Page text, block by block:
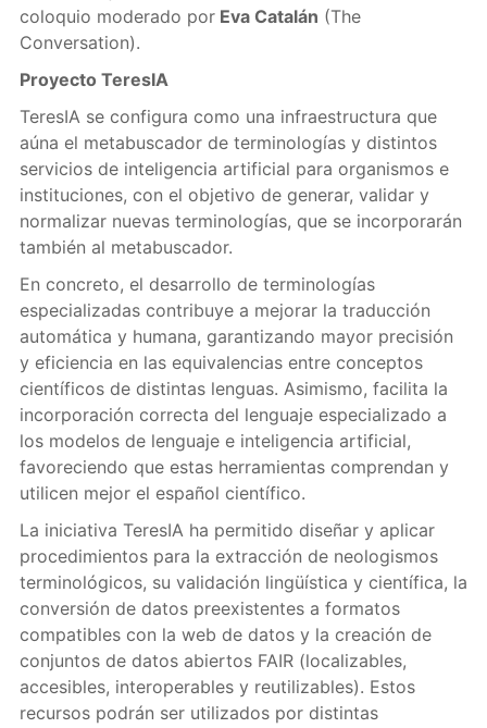
coloquio moderado porEva Catalán (The
Conversation).
Proyecto TeresIA
TeresIA se configura como una infraestructura que
aúna el metabuscador de terminologías y distintos
servicios de inteligencia artificial para organismos e
instituciones, con el objetivo de generar, validar y
normalizar nuevas terminologías, que se incorporarán
también al metabuscador.
En concreto, el desarrollo de terminologías
especializadas contribuye a mejorar la traducción
automática y humana, garantizando mayor precisión
y eficiencia en las equivalencias entre conceptos
científicos de distintas lenguas. Asimismo, facilita la
incorporación correcta del lenguaje especializado a
los modelos de lenguaje e inteligencia artificial,
favoreciendo que estas herramientas comprendan y
utilicen mejor el español científico.
La iniciativa TeresIA ha permitido diseñar y aplicar
procedimientos para la extracción de neologismos
terminológicos, su validación lingüística y científica, la
conversión de datos preexistentes a formatos
compatibles con la web de datos y la creación de
conjuntos de datos abiertos FAIR (localizables,
accesibles, interoperables y reutilizables). Estos
recursos podrán ser utilizados por distintas